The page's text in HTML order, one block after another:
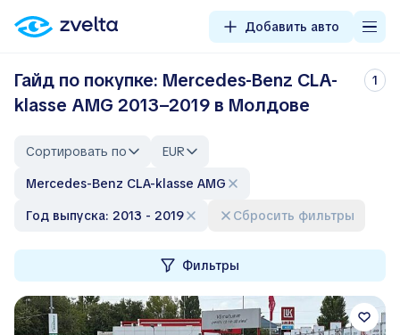
Добавить авто
Гайд по покупке: Mercedes-Benz CLA-
klasse AMG 2013–2019 в Молдове
1
Сортировать по
EUR
Mercedes-Benz CLA-klasse AMG
Год выпуска: 2013 - 2019
Сбросить фильтры
Фильтры